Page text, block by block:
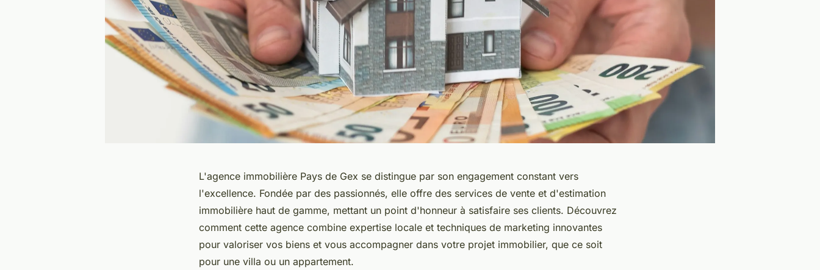
L'agence immobilière Pays de Gex se distingue par son engagement constant vers
l'excellence. Fondée par des passionnés, elle offre des services de vente et d'estimation
immobilière haut de gamme, mettant un point d'honneur à satisfaire ses clients. Découvrez
comment cette agence combine expertise locale et techniques de marketing innovantes
pour valoriser vos biens et vous accompagner dans votre projet immobilier, que ce soit
pour une villa ou un appartement.